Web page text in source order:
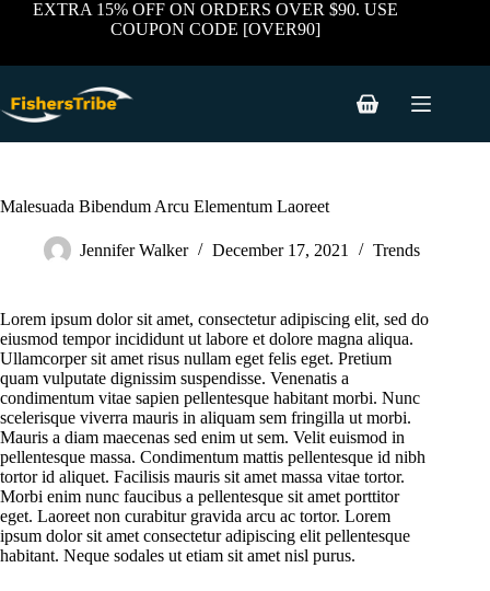
EXTRA 15% OFF ON ORDERS OVER $90. USE
COUPON CODE [OVER90]
Shopping
Malesuada Bibendum Arcu Elementum Laoreet
Jennifer Walker December 17, 2021 Trends
Lorem ipsum dolor sit amet, consectetur adipiscing elit, sed do
eiusmod tempor incididunt ut labore et dolore magna aliqua.
Ullamcorper sit amet risus nullam eget felis eget. Pretium
quam vulputate dignissim suspendisse. Venenatis a
condimentum vitae sapien pellentesque habitant morbi. Nunc
scelerisque viverra mauris in aliquam sem fringilla ut morbi.
Mauris a diam maecenas sed enim ut sem. Velit euismod in
pellentesque massa. Condimentum mattis pellentesque id nibh
tortor id aliquet. Facilisis mauris sit amet massa vitae tortor.
Morbi enim nunc faucibus a pellentesque sit amet porttitor
eget. Laoreet non curabitur gravida arcu ac tortor. Lorem
ipsum dolor sit amet consectetur adipiscing elit pellentesque
habitant. Neque sodales ut etiam sit amet nisl purus.